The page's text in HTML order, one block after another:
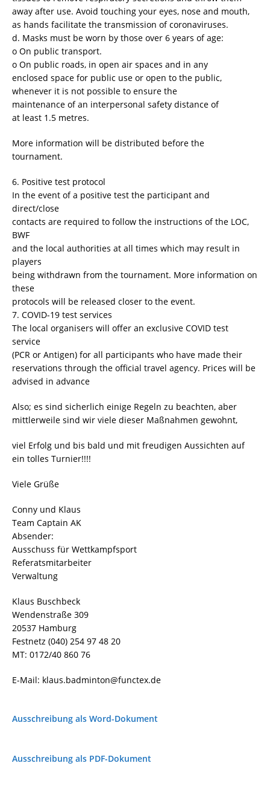
away after use. Avoid touching your eyes, nose and mouth,
as hands facilitate the transmission of coronaviruses.
d. Masks must be worn by those over 6 years of age:
o On public transport.
o On public roads, in open air spaces and in any
enclosed space for public use or open to the public,
whenever it is not possible to ensure the
maintenance of an interpersonal safety distance of
at least 1.5 metres.
More information will be distributed before the
tournament.
6. Positive test protocol
In the event of a positive test the participant and
direct/close
contacts are required to follow the instructions of the LOC,
BWF
and the local authorities at all times which may result in
players
being withdrawn from the tournament. More information on
these
protocols will be released closer to the event.
7. COVID-19 test services
The local organisers will offer an exclusive COVID test
service
(PCR or Antigen) for all participants who have made their
reservations through the official travel agency. Prices will be
advised in advance
Also; es sind sicherlich einige Regeln zu beachten, aber
mittlerweile sind wir viele dieser Maßnahmen gewohnt,
viel Erfolg und bis bald und mit freudigen Aussichten auf
ein tolles Turnier!!!!
Viele Grüße
Conny und Klaus
Team Captain AK
Absender:
Ausschuss für Wettkampfsport
Referatsmitarbeiter
Verwaltung
Klaus Buschbeck
Wendenstraße 309
20537 Hamburg
Festnetz (040) 254 97 48 20
MT: 0172/40 860 76
E-Mail: klaus.badminton@functex.de
Ausschreibung als Word-Dokument
Ausschreibung als PDF-Dokument